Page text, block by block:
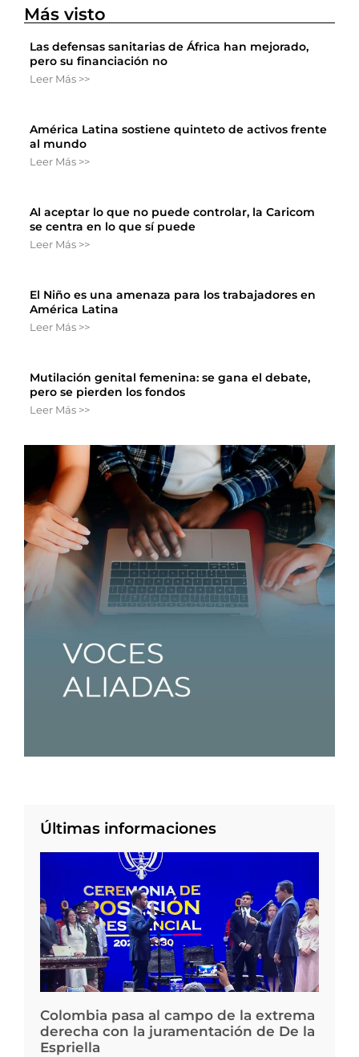
Más visto
Las defensas sanitarias de África han mejorado,
pero su financiación no
Leer Más >>
América Latina sostiene quinteto de activos frente
al mundo
Leer Más >>
Al aceptar lo que no puede controlar, la Caricom
se centra en lo que sí puede
Leer Más >>
El Niño es una amenaza para los trabajadores en
América Latina
Leer Más >>
Mutilación genital femenina: se gana el debate,
pero se pierden los fondos
Leer Más >>
Últimas informaciones
Colombia pasa al campo de la extrema
derecha con la juramentación de De la
Espriella